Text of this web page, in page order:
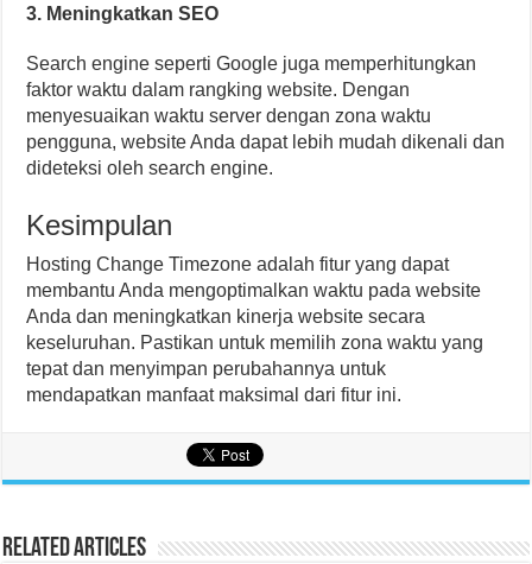
3. Meningkatkan SEO
Search engine seperti Google juga memperhitungkan
faktor waktu dalam rangking website. Dengan
menyesuaikan waktu server dengan zona waktu
pengguna, website Anda dapat lebih mudah dikenali dan
dideteksi oleh search engine.
Kesimpulan
Hosting Change Timezone adalah fitur yang dapat
membantu Anda mengoptimalkan waktu pada website
Anda dan meningkatkan kinerja website secara
keseluruhan. Pastikan untuk memilih zona waktu yang
tepat dan menyimpan perubahannya untuk
mendapatkan manfaat maksimal dari fitur ini.
Related Articles